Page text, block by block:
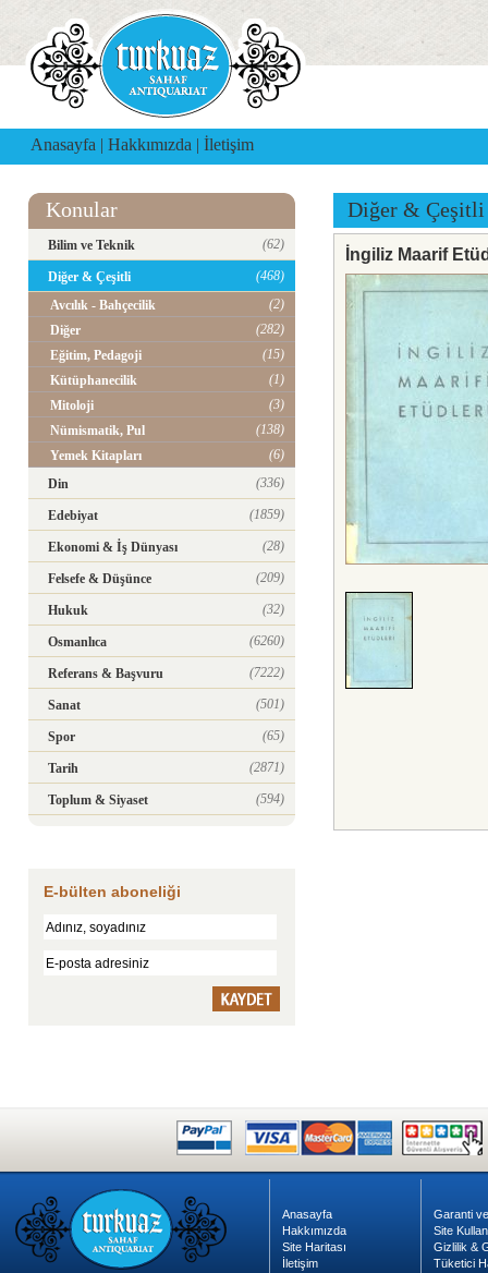
Anasayfa | Hakkımızda | İletişim
Konular
Bilim ve Teknik (62)
Diğer & Çeşitli
(468)
Avcılık - Bahçecilik
(2)
Diğer
(282)
Eğitim, Pedagoji
(15)
Kütüphanecilik
(1)
Mitoloji
(3)
Nümismatik, Pul
(138)
Yemek Kitapları
(6)
Din
(336)
Edebiyat (1859)
Ekonomi & İş Dünyası (28)
Felsefe & Düşünce (209)
Hukuk (32)
Osmanlıca (6260)
Referans & Başvuru (7222)
Sanat (501)
Spor (65)
Tarih (2871)
Toplum & Siyaset (594)
E-bülten aboneliği
Diğer & Çeşitli
İngiliz Maarif
Anasayfa
Hakkımızda
Site Haritası
İletişim
Garanti
Site
Gizlilik &
Tüketici